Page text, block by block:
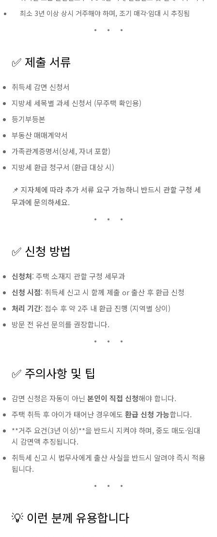
최소 3년 이상 상시 거주해야 하며, 조기 매각·임대 시 추징됨
✅ 제출 서류
취득세 감면 신청서
지방세 세목별 과세 신청서 (무주택 확인용)
등기부등본
부동산 매매계약서
가족관계증명서(상세, 자녀 포함)
지방세 환급 청구서 (환급 대상 시)
📌 지자체에 따라 추가 서류 요구 가능하니 반드시 관할 구청 세
무과에 문의하세요.
✅ 신청 방법
신청처: 주택 소재지 관할 구청 세무과
신청 시점: 취득세 신고 시 함께 제출 or 출산 후 환급 신청
처리 기간: 접수 후 약 2주 내 환급 진행 (지역별 상이)
방문 전 유선 문의를 권장합니다.
✅ 주의사항 및 팁
감면 신청은 자동이 아닌 본인이 직접 신청해야 합니다.
주택 취득 후 아이가 태어난 경우에도 환급 신청 가능합니다.
**거주 요건(3년 이상)**을 반드시 지켜야 하며, 중도 매도·임대
시 감면액 추징됩니다.
취득세 신고 시 법무사에게 출산 사실을 반드시 알려야 즉시 적용
됩니다.
💡 이런 분께 유용합니다